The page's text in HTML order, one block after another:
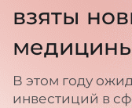
взяты
В этом году
инвестиций в